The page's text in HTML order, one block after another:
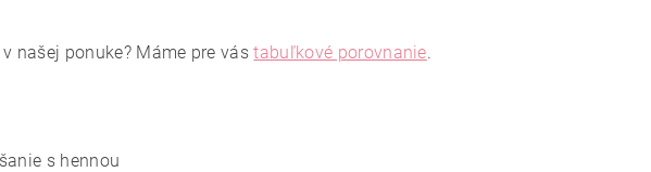
našej ponuke? Máme pre vástabuľkové porovnanie.
s hennou